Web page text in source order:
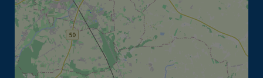
Youtube
Więcej informacji o zasadach plików cookies
możesz znaleźć na:
https://policies.google.com/privacy?hl=pl&gl
=pl